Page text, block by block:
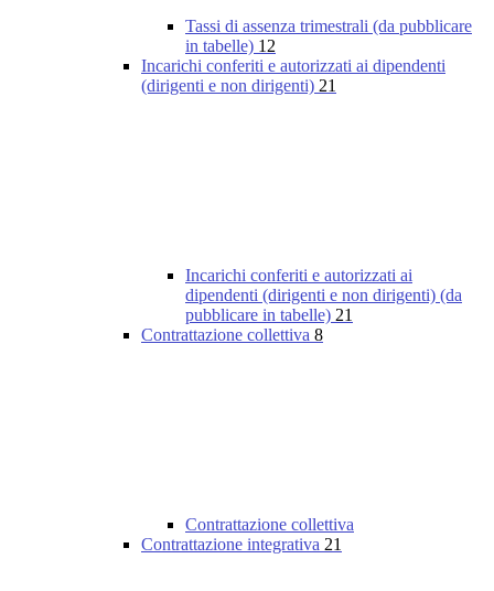
Tassi di assenza trimestrali (da pubblicare
in tabelle) 12
Incarichi conferiti e autorizzati ai dipendenti
(dirigenti e non dirigenti) 21
Incarichi conferiti e autorizzati ai
dipendenti (dirigenti e non dirigenti) (da
pubblicare in tabelle) 21
Contrattazione collettiva 8
Contrattazione collettiva
Contrattazione integrativa 21